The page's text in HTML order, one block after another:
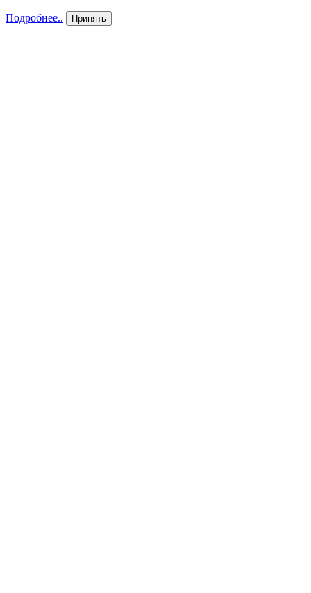
Подробнее.. Принять